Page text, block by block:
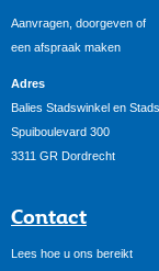
Aanvragen, doorgeven of
een afspraak maken
Adres
Balies Stadswinkel en
Spuiboulevard 300
3311 GR Dordrecht
Contact
Lees hoe u ons bereikt